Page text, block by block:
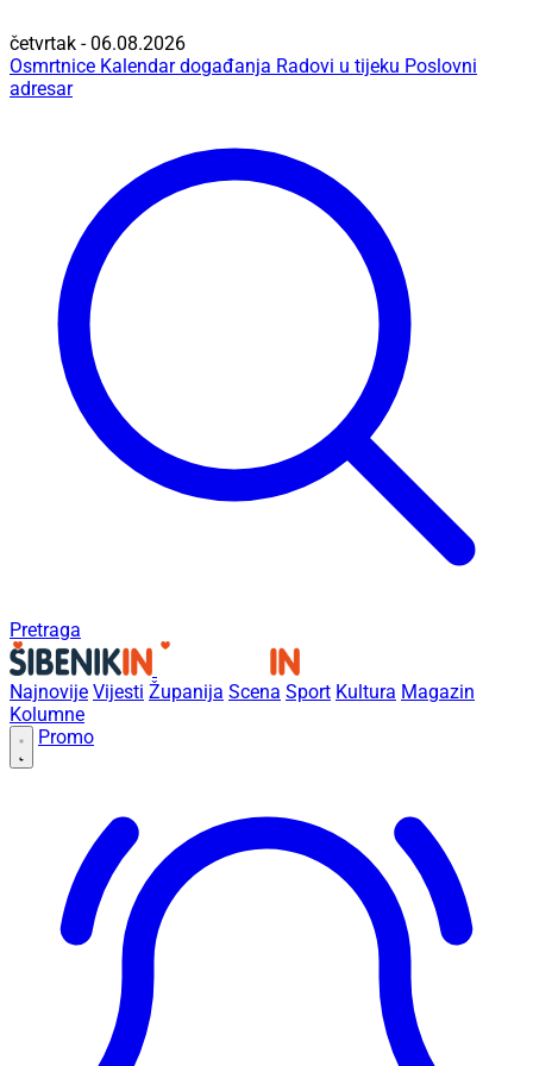
četvrtak - 06.08.2026
Osmrtnice Kalendar događanja Radovi u tijeku Poslovni
adresar
Pretraga
Najnovije Vijesti Županija Scena Sport Kultura Magazin
Kolumne
Promo